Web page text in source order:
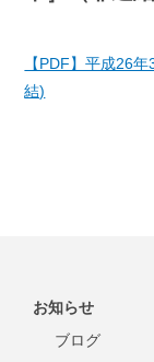
【PDF】平成26
結)
お知らせ
ブログ